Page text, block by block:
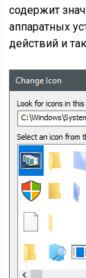
содержит
аппаратных
действий и